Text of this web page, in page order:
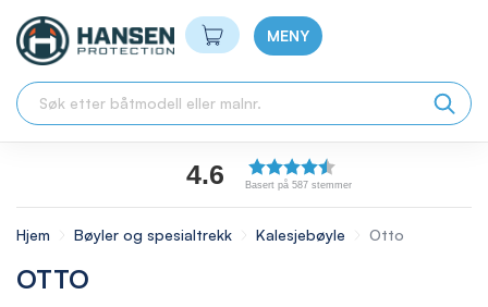
Min handlekurv
MENY
4.6 Basert på 587 stemmer
Hjem Bøyler og spesialtrekk Kalesjebøyle Otto
OTTO